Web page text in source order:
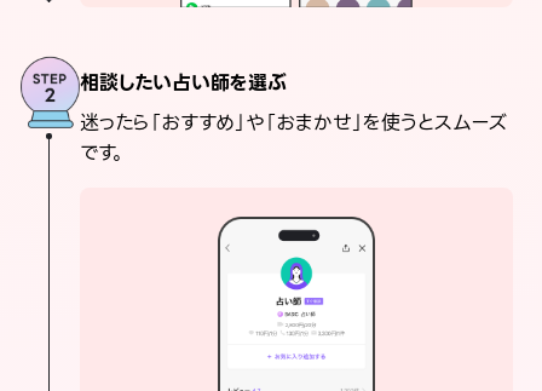
相談したい占い師を選ぶ
迷ったら「おすすめ」や「おまかせ」を使うとスムーズ
です。